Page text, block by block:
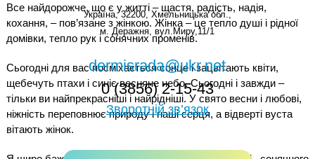
Все найдорожче, що є у житті – щастя, радість, надія,
кохання, – пов’язане з жінкою. Жінка – це тепло душі і рідної
домівки, тепло рук і сонячних променів.
Сьогодні для вас посміхається сонце і зацвітають квіти,
щебечуть птахи і синіє весняне небо. Сьогодні і завжди –
тільки ви найпрекрасніші і найрідніші. У свято весни і любові,
ніжність переповнює природу і наші серця, а відверті вуста
вітають жінок.
Україна, 32200, Хмельницька обл.,
м. Деражня, вул.Миру,11/1
dermisrada@ukr.net
0 (3856) 2-15-43
Зворотній зв’язок